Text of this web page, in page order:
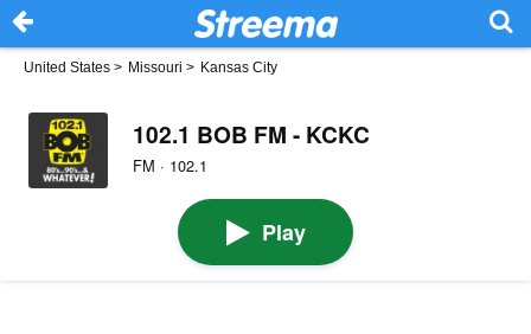
United States > Missouri > Kansas City
102.1 BOB FM - KCKC
FM · 102.1
Play